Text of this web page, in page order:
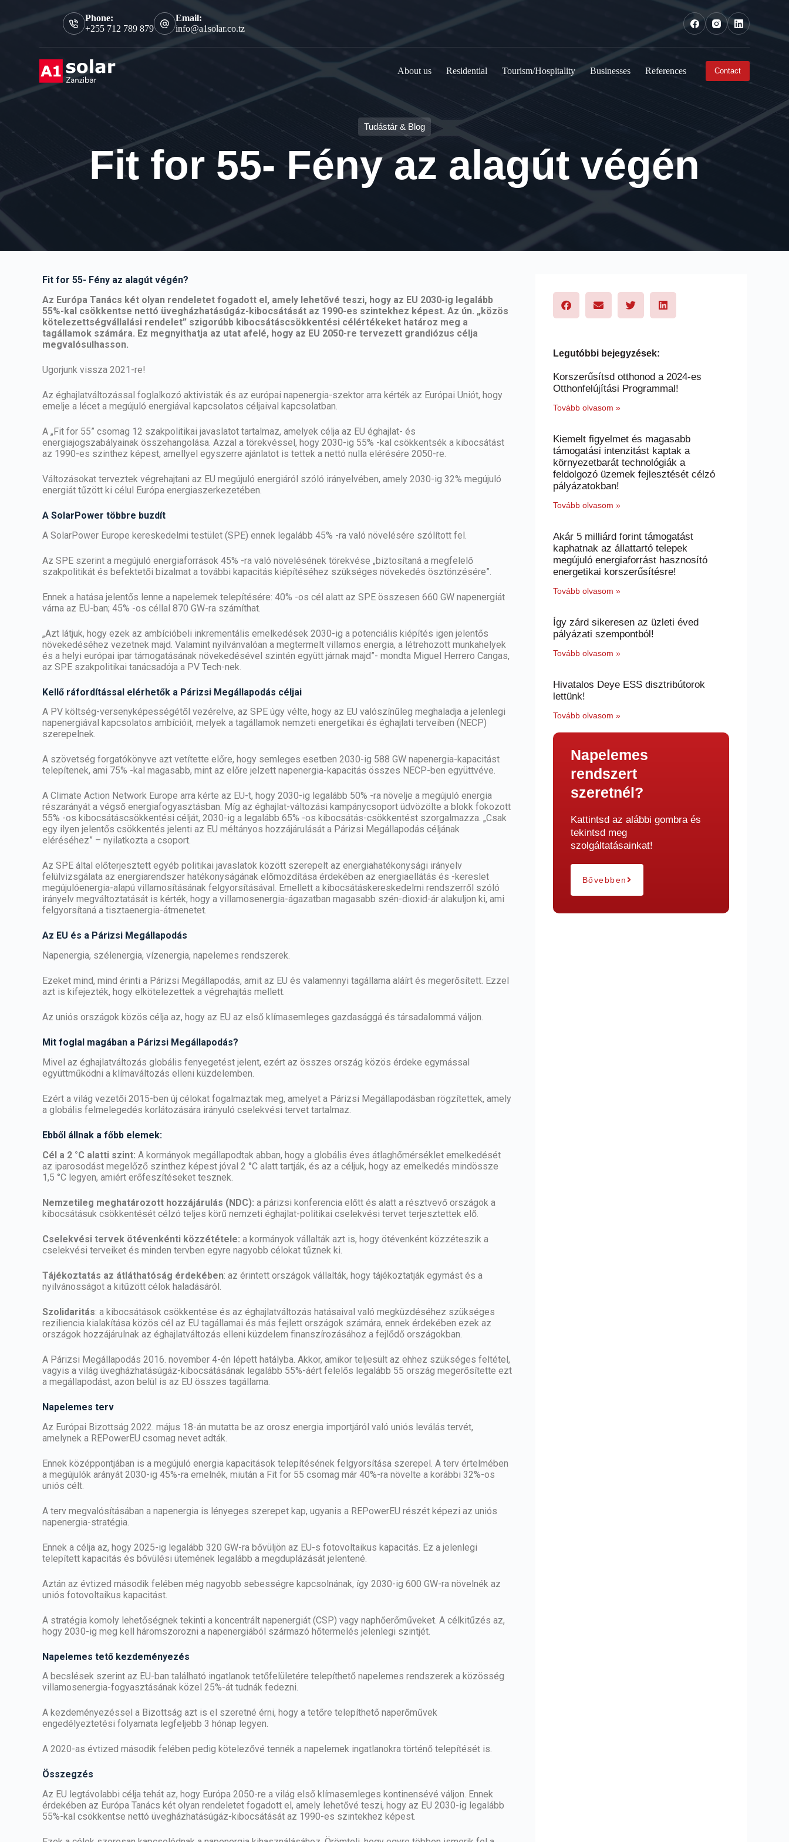
Phone:
+255 712 789 879
Email:
info@a1solar.co.tz
About us Residential Tourism/Hospitality Businesses References Contact
Tudástár & Blog
Fit for 55- Fény az alagút végén
Fit for 55- Fény az alagút végén?
Az Európa Tanács két olyan rendeletet fogadott el, amely lehetővé teszi, hogy az EU 2030-ig legalább
55%-kal csökkentse nettó üvegházhatásúgáz-kibocsátását az 1990-es szintekhez képest. Az ún. „közös
kötelezettségvállalási rendelet” szigorúbb kibocsátáscsökkentési célértékeket határoz meg a
tagállamok számára. Ez megnyithatja az utat afelé, hogy az EU 2050-re tervezett grandiózus célja
megvalósulhasson.
Ugorjunk vissza 2021-re!
Az éghajlatváltozással foglalkozó aktivisták és az európai napenergia-szektor arra kérték az Európai Uniót, hogy
emelje a lécet a megújuló energiával kapcsolatos céljaival kapcsolatban.
A „Fit for 55” csomag 12 szakpolitikai javaslatot tartalmaz, amelyek célja az EU éghajlat- és
energiajogszabályainak összehangolása. Azzal a törekvéssel, hogy 2030-ig 55% -kal csökkentsék a kibocsátást
az 1990-es szinthez képest, amellyel egyszerre ajánlatot is tettek a nettó nulla elérésére 2050-re.
Változásokat terveztek végrehajtani az EU megújuló energiáról szóló irányelvében, amely 2030-ig 32% megújuló
energiát tűzött ki célul Európa energiaszerkezetében.
A SolarPower többre buzdít
A SolarPower Europe kereskedelmi testület (SPE) ennek legalább 45% -ra való növelésére szólított fel.
Az SPE szerint a megújuló energiaforrások 45% -ra való növelésének törekvése „biztosítaná a megfelelő
szakpolitikát és befektetői bizalmat a további kapacitás kiépítéséhez szükséges növekedés ösztönzésére”.
Ennek a hatása jelentős lenne a napelemek telepítésére: 40% -os cél alatt az SPE összesen 660 GW napenergiát
várna az EU-ban; 45% -os céllal 870 GW-ra számíthat.
„Azt látjuk, hogy ezek az ambícióbeli inkrementális emelkedések 2030-ig a potenciális kiépítés igen jelentős
növekedéséhez vezetnek majd. Valamint nyilvánvalóan a megtermelt villamos energia, a létrehozott munkahelyek
és a helyi európai ipar támogatásának növekedésével szintén együtt járnak majd”- mondta Miguel Herrero Cangas,
az SPE szakpolitikai tanácsadója a PV Tech-nek.
Kellő ráfordítással elérhetők a Párizsi Megállapodás céljai
A PV költség-versenyképességétől vezérelve, az SPE úgy vélte, hogy az EU valószínűleg meghaladja a jelenlegi
napenergiával kapcsolatos ambícióit, melyek a tagállamok nemzeti energetikai és éghajlati terveiben (NECP)
szerepelnek.
A szövetség forgatókönyve azt vetítette előre, hogy semleges esetben 2030-ig 588 GW napenergia-kapacitást
telepítenek, ami 75% -kal magasabb, mint az előre jelzett napenergia-kapacitás összes NECP-ben együttvéve.
A Climate Action Network Europe arra kérte az EU-t, hogy 2030-ig legalább 50% -ra növelje a megújuló energia
részarányát a végső energiafogyasztásban. Míg az éghajlat-változási kampánycsoport üdvözölte a blokk fokozott
55% -os kibocsátáscsökkentési célját, 2030-ig a legalább 65% -os kibocsátás-csökkentést szorgalmazza. „Csak
egy ilyen jelentős csökkentés jelenti az EU méltányos hozzájárulását a Párizsi Megállapodás céljának
eléréséhez” – nyilatkozta a csoport.
Az SPE által előterjesztett egyéb politikai javaslatok között szerepelt az energiahatékonysági irányelv
felülvizsgálata az energiarendszer hatékonyságának előmozdítása érdekében az energiaellátás és -kereslet
megújulóenergia-alapú villamosításának felgyorsításával. Emellett a kibocsátáskereskedelmi rendszerről szóló
irányelv megváltoztatását is kérték, hogy a villamosenergia-ágazatban magasabb szén-dioxid-ár alakuljon ki, ami
felgyorsítaná a tisztaenergia-átmenetet.
Az EU és a Párizsi Megállapodás
Napenergia, szélenergia, vízenergia, napelemes rendszerek.
Ezeket mind, mind érinti a Párizsi Megállapodás, amit az EU és valamennyi tagállama aláírt és megerősített. Ezzel
azt is kifejezték, hogy elkötelezettek a végrehajtás mellett.
Az uniós országok közös célja az, hogy az EU az első klímasemleges gazdasággá és társadalommá váljon.
Mit foglal magában a Párizsi Megállapodás?
Mivel az éghajlatváltozás globális fenyegetést jelent, ezért az összes ország közös érdeke egymással
együttműködni a klímaváltozás elleni küzdelemben.
Ezért a világ vezetői 2015-ben új célokat fogalmaztak meg, amelyet a Párizsi Megállapodásban rögzítettek, amely
a globális felmelegedés korlátozására irányuló cselekvési tervet tartalmaz.
Ebből állnak a főbb elemek:
Cél a 2 °C alatti szint: A kormányok megállapodtak abban, hogy a globális éves átlaghőmérséklet emelkedését
az iparosodást megelőző szinthez képest jóval 2 °C alatt tartják, és az a céljuk, hogy az emelkedés mindössze
1,5 °C legyen, amiért erőfeszítéseket tesznek.
Nemzetileg meghatározott hozzájárulás (NDC): a párizsi konferencia előtt és alatt a résztvevő országok a
kibocsátásuk csökkentését célzó teljes körű nemzeti éghajlat-politikai cselekvési tervet terjesztettek elő.
Cselekvési tervek ötévenkénti közzététele: a kormányok vállalták azt is, hogy ötévenként közzéteszik a
cselekvési terveiket és minden tervben egyre nagyobb célokat tűznek ki.
Tájékoztatás az átláthatóság érdekében: az érintett országok vállalták, hogy tájékoztatják egymást és a
nyilvánosságot a kitűzött célok haladásáról.
Szolidaritás: a kibocsátások csökkentése és az éghajlatváltozás hatásaival való megküzdéséhez szükséges
reziliencia kialakítása közös cél az EU tagállamai és más fejlett országok számára, ennek érdekében ezek az
országok hozzájárulnak az éghajlatváltozás elleni küzdelem finanszírozásához a fejlődő országokban.
A Párizsi Megállapodás 2016. november 4-én lépett hatályba. Akkor, amikor teljesült az ehhez szükséges feltétel,
vagyis a világ üvegházhatásúgáz-kibocsátásának legalább 55%-áért felelős legalább 55 ország megerősítette ezt
a megállapodást, azon belül is az EU összes tagállama.
Napelemes terv
Az Európai Bizottság 2022. május 18-án mutatta be az orosz energia importjáról való uniós leválás tervét,
amelynek a REPowerEU csomag nevet adták.
Ennek középpontjában is a megújuló energia kapacitások telepítésének felgyorsítása szerepel. A terv értelmében
a megújulók arányát 2030-ig 45%-ra emelnék, miután a Fit for 55 csomag már 40%-ra növelte a korábbi 32%-os
uniós célt.
A terv megvalósításában a napenergia is lényeges szerepet kap, ugyanis a REPowerEU részét képezi az uniós
napenergia-stratégia.
Ennek a célja az, hogy 2025-ig legalább 320 GW-ra bővüljön az EU-s fotovoltaikus kapacitás. Ez a jelenlegi
telepített kapacitás és bővülési ütemének legalább a megduplázását jelentené.
Aztán az évtized második felében még nagyobb sebességre kapcsolnának, így 2030-ig 600 GW-ra növelnék az
uniós fotovoltaikus kapacitást.
A stratégia komoly lehetőségnek tekinti a koncentrált napenergiát (CSP) vagy naphőerőműveket. A célkitűzés az,
hogy 2030-ig meg kell háromszorozni a napenergiából származó hőtermelés jelenlegi szintjét.
Napelemes tető kezdeményezés
A becslések szerint az EU-ban található ingatlanok tetőfelületére telepíthető napelemes rendszerek a közösség
villamosenergia-fogyasztásának közel 25%-át tudnák fedezni.
A kezdeményezéssel a Bizottság azt is el szeretné érni, hogy a tetőre telepíthető naperőművek
engedélyeztetési folyamata legfeljebb 3 hónap legyen.
A 2020-as évtized második felében pedig kötelezővé tennék a napelemek ingatlanokra történő telepítését is.
Összegzés
Az EU legtávolabbi célja tehát az, hogy Európa 2050-re a világ első klímasemleges kontinensévé váljon. Ennek
érdekében az Európa Tanács két olyan rendeletet fogadott el, amely lehetővé teszi, hogy az EU 2030-ig legalább
55%-kal csökkentse nettó üvegházhatásúgáz-kibocsátását az 1990-es szintekhez képest.
Legutóbbi bejegyzések:
Korszerűsítsd otthonod a 2024-es
Otthonfelújítási Programmal!
Tovább olvasom »
Kiemelt figyelmet és magasabb
támogatási intenzitást kaptak a
környezetbarát technológiák a
feldolgozó üzemek fejlesztését célzó
pályázatokban!
Tovább olvasom »
Akár 5 milliárd forint támogatást
kaphatnak az állattartó telepek
megújuló energiaforrást hasznosító
energetikai korszerűsítésre!
Tovább olvasom »
Így zárd sikeresen az üzleti éved
pályázati szempontból!
Tovább olvasom »
Hivatalos Deye ESS disztribútorok
lettünk!
Tovább olvasom »
Napelemes
rendszert
szeretnél?
Kattintsd az alábbi gombra és
tekintsd meg
szolgáltatásainkat!
Bővebben